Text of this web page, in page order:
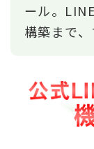
ール。
構築まで、